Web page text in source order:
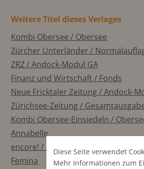
Weitere Titel dieses Verlages
Kombi Obersee / Obersee
Zürcher Unterländer /
ZRZ / Andock-Modul GA
Finanz und Wirtschaft / Fonds
Neue Fricktaler Zeitung / Andock-
Zürichsee-Zeitung /
Kombi Obersee-Einsiedeln /
Annabelle
encore! / D-CH
Femina
Diese Seite verwendet
Mehr Informationen zum